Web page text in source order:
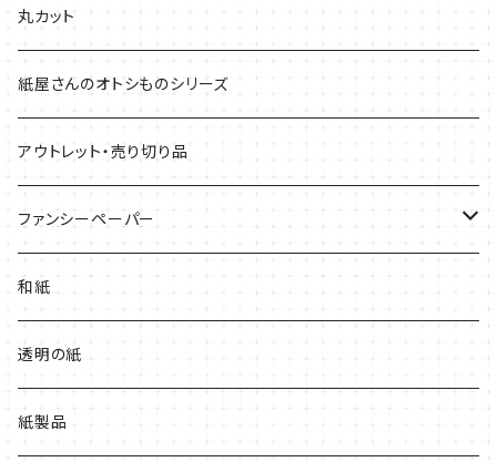
アラベール
マルチプリンター用紙・インクジェット専用紙
上質紙・ヴァンヌーボ
耐水紙・キャストコート紙・ゼッケン
和紙・その他
厚紙
丸カット
紙屋さんのオトシものシリーズ
アウトレット・売り切り品
ファンシーペーパー
タント
マーメイド
和紙
透明の紙
紙製品